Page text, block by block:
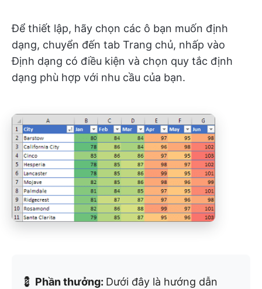
Để thiết lập, hãy chọn các ô bạn muốn định
dạng, chuyển đến tab Trang chủ, nhấp vào
Định dạng có điều kiện và chọn quy tắc định
dạng phù hợp với nhu cầu của bạn.
💈 Phần thưởng: Dưới đây là hướng dẫn